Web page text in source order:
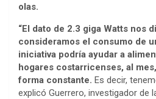
olas.
“El dato de 2.3 giga Watts nos
consideramos el consumo de
iniciativa podría ayudar a
hogares costarricenses, al
forma constante. Es decir,
explicó Guerrero, investigador de